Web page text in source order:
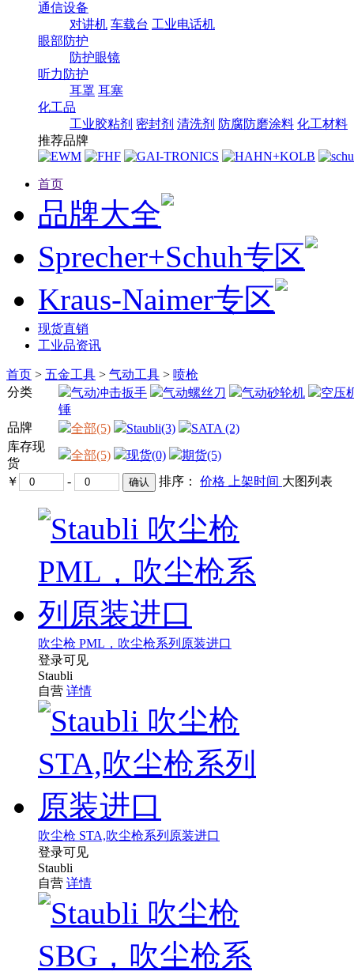
通信设备
对讲机 车载台 工业电话机
眼部防护
防护眼镜
听力防护
耳罩 耳塞
化工品
工业胶粘剂 密封剂 清洗剂 防腐防磨涂料 化工材料
推荐品牌
首页
品牌大全
Sprecher+Schuh专区
Kraus-Naimer专区
现货直销
工业品资讯
首页 > 五金工具 > 气动工具 > 喷枪
分类
气动冲击扳手 气动螺丝刀 气动砂轮机
空压
锤
品牌
全部(5) Staubli(3)
SATA (2)
库存现
货
全部(5) 现货(0)
期货(5)
￥
- 排序： 价格 上架时间 大图列表
吹尘枪 PML，吹尘枪系列原装进口
登录可见
Staubli
自营 详情
吹尘枪 STA,吹尘枪系列原装进口
登录可见
Staubli
自营 详情